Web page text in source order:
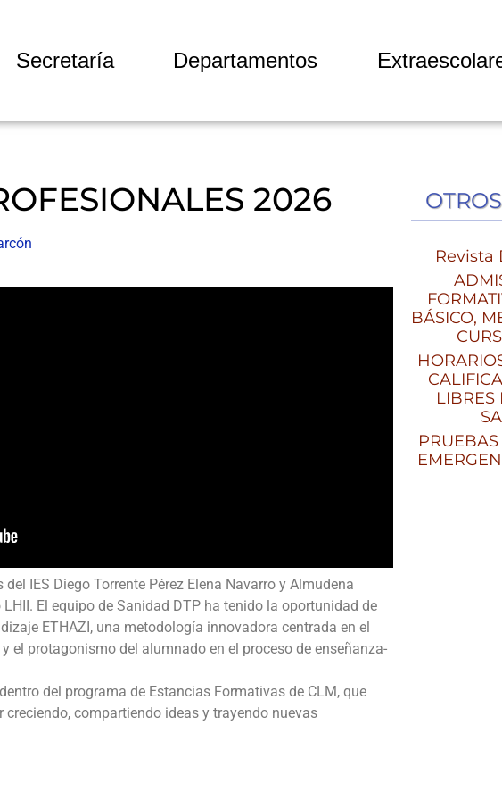
Secretaría Departamentos
2026
IES Diego Torrente Pérez Elena Navarro y Almudena
El equipo de Sanidad DTP ha tenido la oportunidad de
ETHAZI, una metodología innovadora centrada en el
el protagonismo del alumnado en el proceso de enseñanza-
del programa de Estancias Formativas de CLM, que
compartiendo ideas y trayendo nuevas
Revista
BÁSICO,
LIBRES